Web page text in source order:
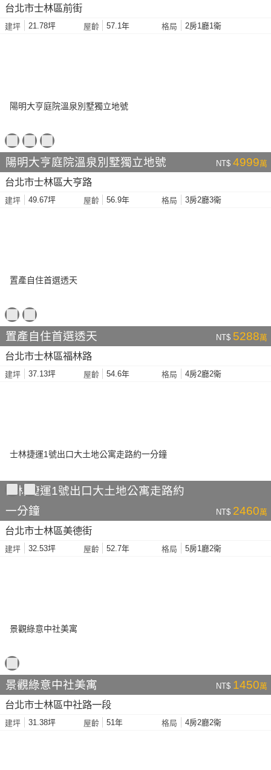
台北市士林區前街
建坪 21.78坪 屋齡 57.1年 格局 2房1廳1衛
陽明大亨庭院溫泉別墅獨立地號 NT$ 4999萬
台北市士林區大亨路
建坪 49.67坪 屋齡 56.9年 格局 3房2廳3衛
置產自住首選透天 NT$ 5288萬
台北市士林區福林路
建坪 37.13坪 屋齡 54.6年 格局 4房2廳2衛
士林捷運1號出口大土地公寓走路約
一分鐘
NT$ 2460萬
台北市士林區美德街
建坪 32.53坪 屋齡 52.7年 格局 5房1廳2衛
景觀綠意中社美寓 NT$ 1450萬
台北市士林區中社路一段
建坪 31.38坪 屋齡 51年 格局 4房2廳2衛